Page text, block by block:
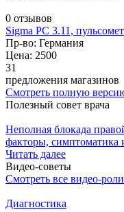
0 отзывов
Sigma PC 3.11,
Пр-во: Германия
Цена: 2500
31
предложения магазинов
Смотреть полную
Полезный совет врача
Неполная блокада
факторы, симптоматика
Читать далее
Видео-советы
Смотреть все видео-
Диагностика